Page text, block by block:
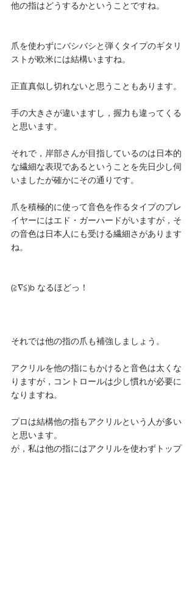
他の指はどうするかということですね。
爪を使わずにバシバシと弾くタイプのギタリ
ストが欧米には結構いますね。
正直真似し切れないと思うこともあります。
手の大きさが違いますし，握力も違ってくる
と思います。
それで，岸部さんが目指しているのは日本的
な繊細な表現であるということを先日少し伺
いましたが確かにその通りです。
爪を積極的に使って音色を作るタイプのプレ
イヤーにはエド・ガーハードがいますが，そ
の音色は日本人にも受ける繊細さがあります
ね。
(≧∇≦)b なるほどっ！
それでは他の指の爪も補強しましょう。
アクリルを他の指にもかけると音色は太くな
りますが，コントロールは少し慣れが必要に
なりますね。
プロは結構他の指もアクリルという人が多い
と思います。
が，私は他の指にはアクリルを使わずトップ